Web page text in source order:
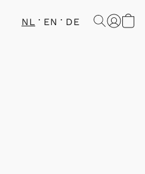
NL EN DE